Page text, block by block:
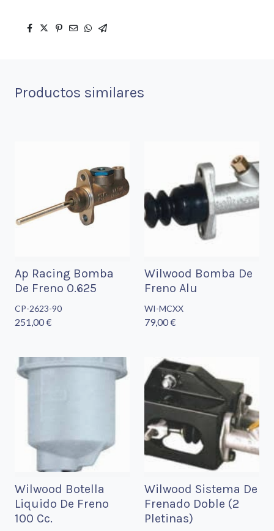
Productos similares
Ap Racing Bomba
De Freno 0.625
CP-2623-90
251,00 €
Wilwood Bomba De
Freno Alu
WI-MCXX
79,00 €
Wilwood Botella
Liquido De Freno
100 Cc.
Wilwood Sistema De
Frenado Doble (2
Pletinas)